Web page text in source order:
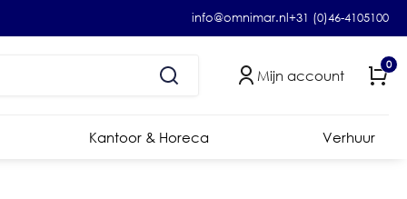
info@omnimar.nl+31 (0)46-4105100
Mijn account
0
Kantoor & Horeca Verhuur